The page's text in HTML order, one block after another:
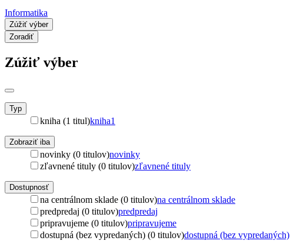
Informatika
Zúžiť výber
Zoradiť
Zúžiť výber
Typ
kniha (1 titul)kniha1
Zobraziť iba
novinky (0 titulov)novinky
zľavnené tituly (0 titulov)zľavnené tituly
Dostupnosť
na centrálnom sklade (0 titulov)na centrálnom sklade
predpredaj (0 titulov)predpredaj
pripravujeme (0 titulov)pripravujeme
dostupná (bez vypredaných) (0 titulov)dostupná (bez vypredaných)